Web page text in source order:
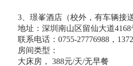
3、璟峯酒店（校外，有车辆接送
地址：深圳南山区留仙大道
联系电话：0755-27776988，
房间类型：
大床房， 388元/天/无早餐